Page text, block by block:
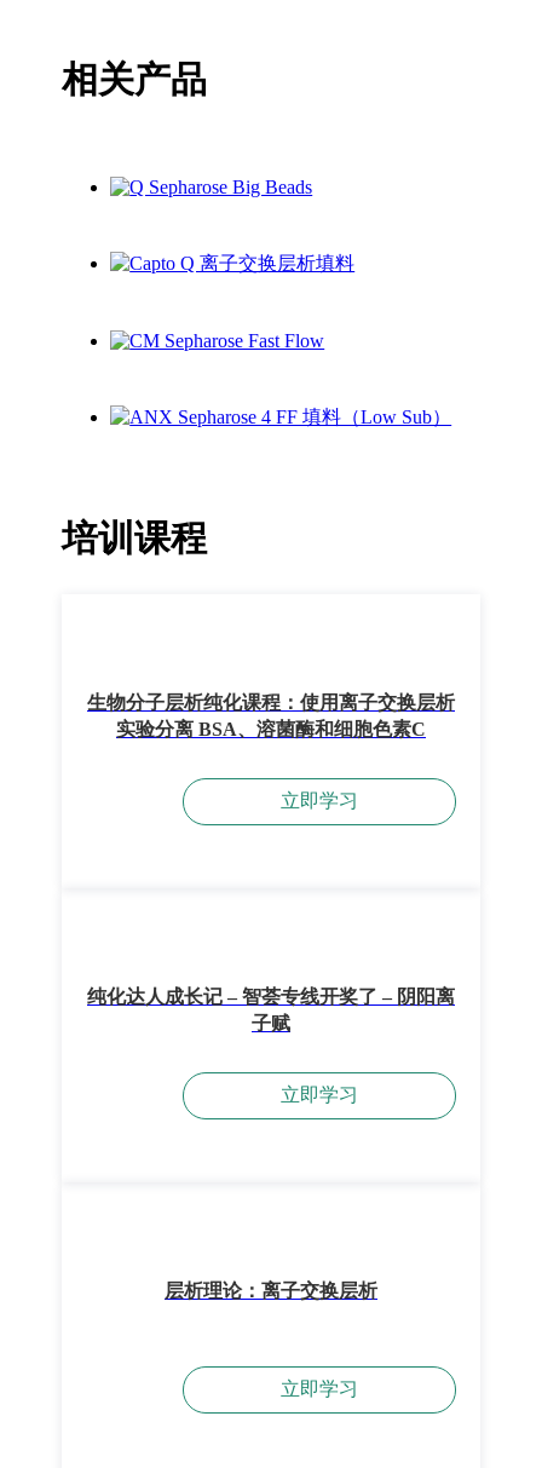
相关产品
培训课程
生物分子层析纯化课程：使用离子交换层析
实验分离 BSA、溶菌酶和细胞色素C
立即学习
纯化达人成长记 – 智荟专线开奖了 – 阴阳离
子赋
立即学习
层析理论：离子交换层析
立即学习